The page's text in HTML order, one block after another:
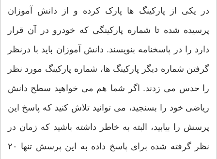
در یکی از پارکینگ ها پارک کرده و از دانش آموزان
پرسیده شده تا شماره پارکینگی که خودرو در آن قرار
دارد را در پاسخنامه بنویسند. دانش آموزان باید با درنظر
گرفتن شماره دیگر پارکینگ ها، شماره پارکینگ مورد نظر
را حدس می زدند. اگر شما هم می خواهید سطح دانش
ریاضی خود را بسنجید، می توانید تلاش کنید که پاسخ این
پرسش را بیابید، البته به خاطر داشته باشید که زمان در
نظر گرفته شده برای پاسخ داده به این پرسش تنها ۲۰